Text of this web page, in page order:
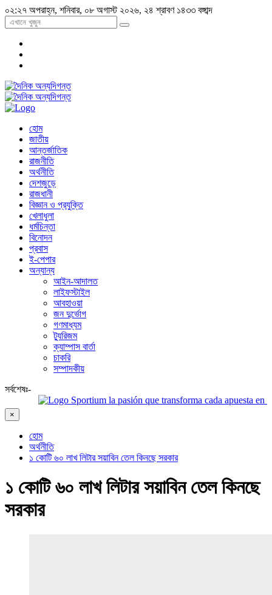
০২:২৭ অপরাহ্ন, শনিবার, ০৮ অগাস্ট ২০২৬, ২৪ শ্রাবণ ১৪৩৩ বঙ্গাব্দ
হোম
জাতীয়
আন্তর্জাতিক
রাজনীতি
অর্থনীতি
দেশজুড়ে
রাজধানী
বিজ্ঞান ও প্রযুক্তি
খেলাধুলা
ধর্মচিন্তা
বিনোদন
প্রবাস
ই-পেপার
অন্যান্য
আইন-আদালত
লাইফস্টাইল
আবহাওয়া
জন দুর্ভোগ
গণমাধ্যম
ট্যুরিজম
ক্যাম্পাস বার্তা
চাকরি
সম্পাদকীয়
সর্বশেষঃ-
Sportium la pasión que transforma cada apuesta en
×
হোম
অর্থনীতি
১ কোটি ৬০ লাখ লিটার সয়াবিন তেল কিনছে সরকার
১ কোটি ৬০ লাখ লিটার সয়াবিন তেল কিনছে
সরকার